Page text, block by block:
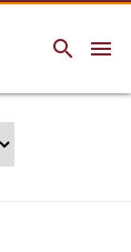
menu
search